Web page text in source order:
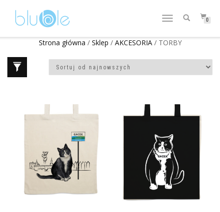
WŁĄCZ
0
Strona główna / Sklep / AKCESORIA/ TORBY